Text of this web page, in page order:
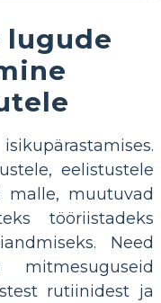
lugude
eelistustele
malle, muutuvad
tööriistadeks
Need
rutiinidest ja